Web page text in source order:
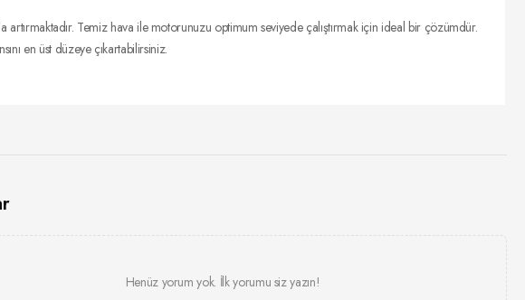
Temiz hava ile motorunuzu optimum seviyede çalıştırmak için ideal bir çözümdür.
en üst düzeye çıkartabilirsiniz.
Henüz yorum yok. İlk yorumu siz yazın!